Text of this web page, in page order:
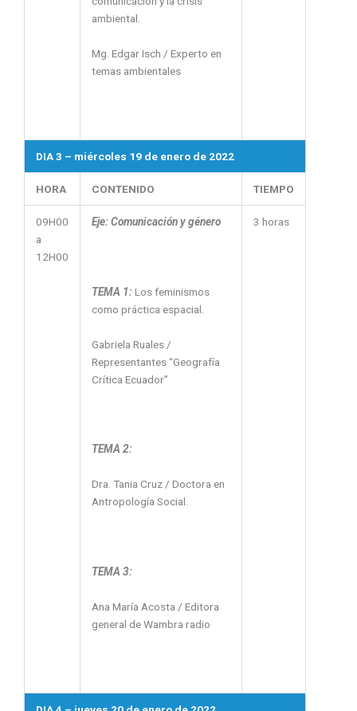
ambiental.
Mg. Edgar Isch / Experto en
temas ambientales
DIA 3 – miércoles 19 de enero de 2022
HORA CONTENIDO TIEMPO
09H00
a
12H00
Eje: Comunicación y género
TEMA 1:Los feminismos
como práctica espacial.
Gabriela Ruales /
Representantes “Geografía
Crítica Ecuador”
TEMA 2:
Dra. Tania Cruz / Doctora en
Antropología Social.
TEMA 3:
Ana María Acosta / Editora
general de Wambra radio
3 horas